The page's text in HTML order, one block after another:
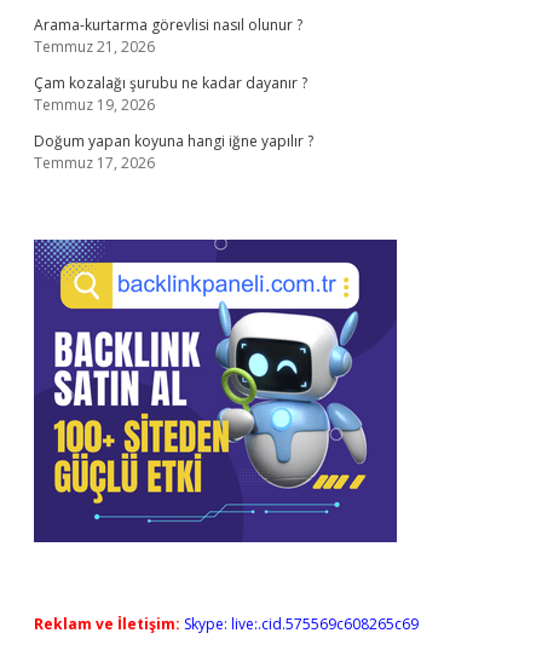
Arama-kurtarma görevlisi nasıl olunur ?
Temmuz 21, 2026
Çam kozalağı şurubu ne kadar dayanır ?
Temmuz 19, 2026
Doğum yapan koyuna hangi iğne yapılır ?
Temmuz 17, 2026
Reklam ve İletişim: Skype: live:.cid.575569c608265c69